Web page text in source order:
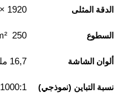
الدقة المثلى 1920‏ × 1080 @ 60 هرتز
السطوع 250 cd/m²
ألوان الشاشة 16,7 مليون
نسبة التباين (نموذجي) 1000:1